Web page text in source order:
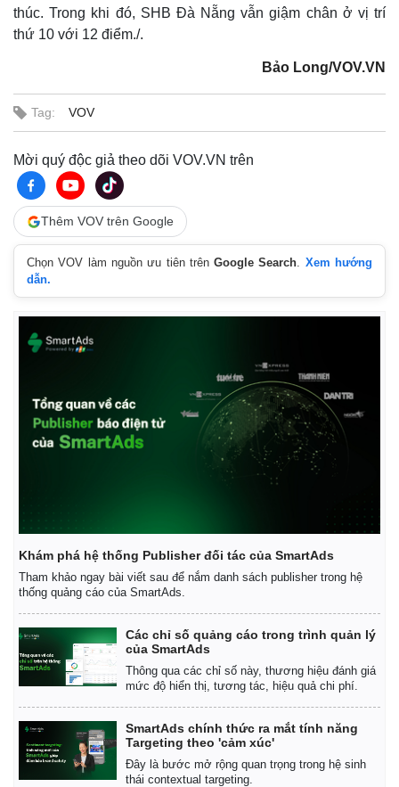
Thế giới
Quan sát
Multimedia
E-Magazine
Infographic
thúc. Trong khi đó, SHB Đà Nẵng vẫn giậm chân ở vị trí
thứ 10 với 12 điểm./.
Bảo Long/VOV.VN
Tag: VOV
Mời quý độc giả theo dõi VOV.VN trên
Thêm VOV trên Google
Chọn VOV làm nguồn ưu tiên trênGoogle Search. Xem hướng
dẫn.
Khám phá hệ thống Publisher đối tác của SmartAds
Tham khảo ngay bài viết sau để nắm danh sách publisher trong hệ
thống quảng cáo của SmartAds.
Các chỉ số quảng cáo trong trình quản lý
của SmartAds
Thông qua các chỉ số này, thương hiệu đánh giá
mức độ hiển thị, tương tác, hiệu quả chi phí.
SmartAds chính thức ra mắt tính năng
Targeting theo 'cảm xúc'
Đây là bước mở rộng quan trọng trong hệ sinh
thái contextual targeting.